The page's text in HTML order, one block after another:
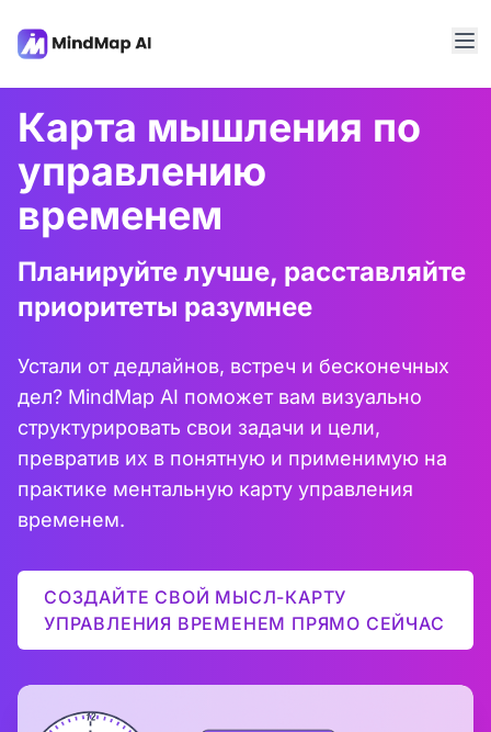
Карта мышления по
управлению
временем
Планируйте лучше, расставляйте
приоритеты разумнее
Устали от дедлайнов, встреч и бесконечных
дел? MindMap AI поможет вам визуально
структурировать свои задачи и цели,
превратив их в понятную и применимую на
практике ментальную карту управления
временем.
СОЗДАЙТЕ СВОЙ МЫСЛ-КАРТУ
УПРАВЛЕНИЯ ВРЕМЕНЕМ ПРЯМО СЕЙЧАС